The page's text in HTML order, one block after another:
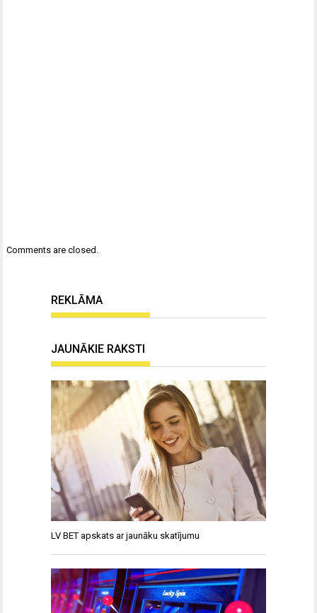
Comments are closed.
REKLĀMA
JAUNĀKIE RAKSTI
LV BET apskats ar jaunāku skatījumu